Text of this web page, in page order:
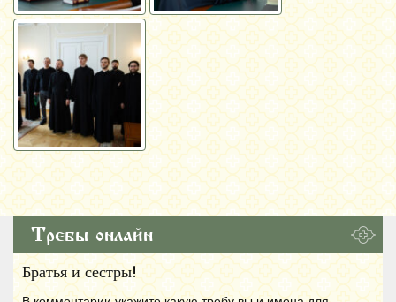
Требы онлайн
Братья и сестры!